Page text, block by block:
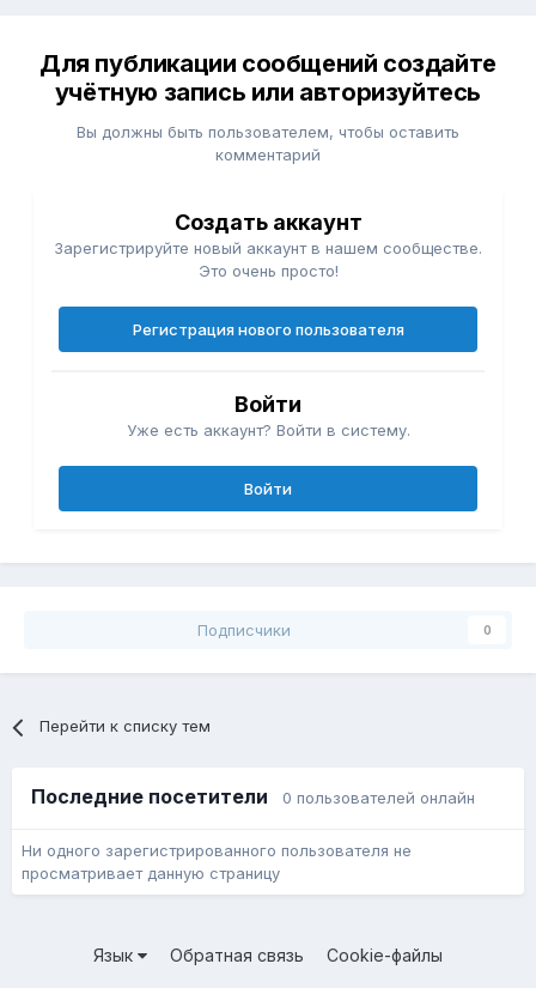
Для публикации сообщений создайте
учётную запись или авторизуйтесь
Вы должны быть пользователем, чтобы оставить
комментарий
Создать аккаунт
Зарегистрируйте новый аккаунт в нашем сообществе.
Это очень просто!
Регистрация нового пользователя
Войти
Уже есть аккаунт? Войти в систему.
Войти
Подписчики 0
Перейти к списку тем
Последние посетители 0 пользователей онлайн
Ни одного зарегистрированного пользователя не
просматривает данную страницу
Язык Обратная связь Cookie-файлы